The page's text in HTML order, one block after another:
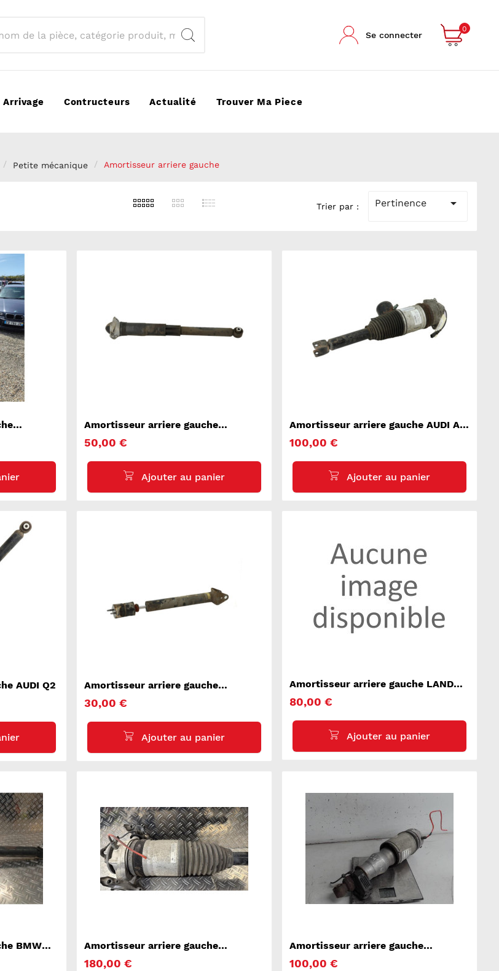
Se connecter
0
Contructeurs Actualité Trouver Ma Piece
Petite mécanique Amortisseur arriere gauche
Trier par : Pertinence 
Amortisseur arriere gauche
50,00 €
Amortisseur arriere gauche AUDI A8
100,00 €
AUDI Q2
Amortisseur arriere gauche
30,00 €
Amortisseur arriere gauche LAND
80,00 €
BMW
Amortisseur arriere gauche
180,00 €
Amortisseur arriere gauche
100,00 €